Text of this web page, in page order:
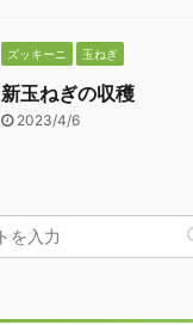
ズッキーニ 玉ねぎ
新玉ねぎの収穫
2023/4/6